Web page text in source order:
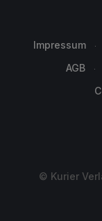
Impressum
AGB
© Kurier